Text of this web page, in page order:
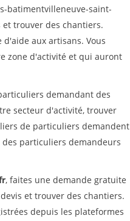
batimentvilleneuve-saint-
trouver des chantiers.
aux artisans. Vous
zone d'activité et qui auront
demandant des
secteur d'activité, trouver
de particuliers demandent
particuliers demandeurs
, faites une demande gratuite
et trouver des chantiers.
depuis les plateformes